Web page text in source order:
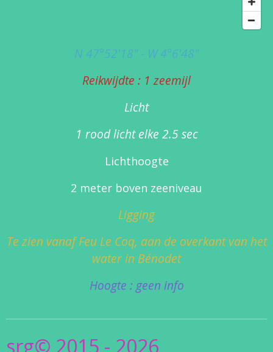
N 47°52'18" - W 4°6'48"
Reikwijdte : 1 zeemijl
Licht
1 rood licht elke 2.5 sec
Lichthoogte
2 meter boven zeeniveau
Ligging
Te zien vanaf Feu Le Coq, aan de overkant van het
water in Bénodet
Hoogte : geen info
srg© 2015 - 2026